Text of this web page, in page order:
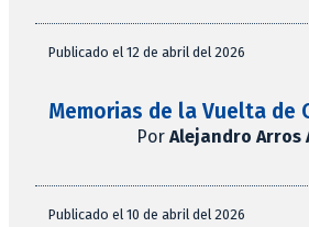
Publicado el 12 de abril del 2026
Memorias de la Vuelta de
Por Alejandro Arros
Publicado el 10 de abril del 2026